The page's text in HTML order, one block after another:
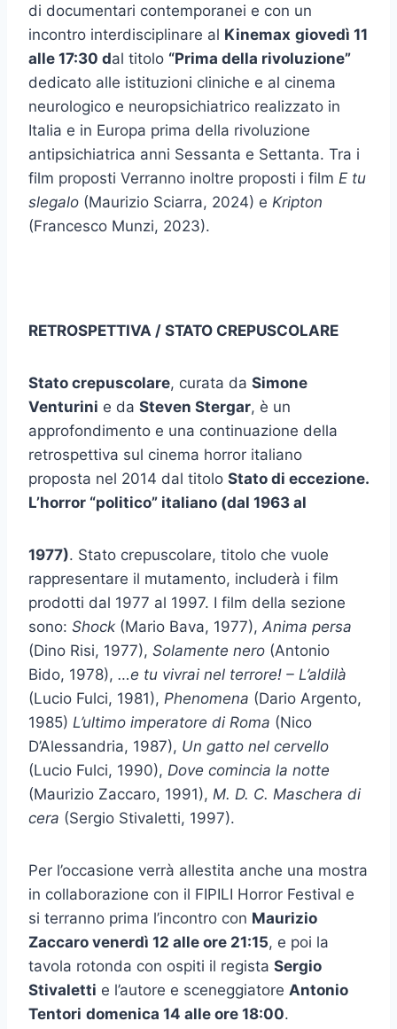
di documentari contemporanei e con un
incontro interdisciplinare al Kinemax giovedì 11
alle 17:30 dal titolo “Prima della rivoluzione”
dedicato alle istituzioni cliniche e al cinema
neurologico e neuropsichiatrico realizzato in
Italia e in Europa prima della rivoluzione
antipsichiatrica anni Sessanta e Settanta. Tra i
film proposti Verranno inoltre proposti i film E tu
slegalo (Maurizio Sciarra, 2024) e Kripton
(Francesco Munzi, 2023).
RETROSPETTIVA / STATO CREPUSCOLARE
Stato crepuscolare, curata da Simone
Venturini e da Steven Stergar, è un
approfondimento e una continuazione della
retrospettiva sul cinema horror italiano
proposta nel 2014 dal titolo Stato di eccezione.
L’horror “politico” italiano (dal 1963 al
1977). Stato crepuscolare, titolo che vuole
rappresentare il mutamento, includerà i film
prodotti dal 1977 al 1997. I film della sezione
sono: Shock (Mario Bava, 1977), Anima persa
(Dino Risi, 1977), Solamente nero (Antonio
Bido, 1978), …e tu vivrai nel terrore! – L’aldilà
(Lucio Fulci, 1981), Phenomena (Dario Argento,
1985) L’ultimo imperatore di Roma (Nico
D’Alessandria, 1987), Un gatto nel cervello
(Lucio Fulci, 1990), Dove comincia la notte
(Maurizio Zaccaro, 1991), M. D. C. Maschera di
cera (Sergio Stivaletti, 1997).
Per l’occasione verrà allestita anche una mostra
in collaborazione con il FIPILI Horror Festival e
si terranno prima l’incontro con Maurizio
Zaccaro venerdì 12 alle ore 21:15, e poi la
tavola rotonda con ospiti il regista Sergio
Stivaletti e l’autore e sceneggiatore Antonio
Tentori domenica 14 alle ore 18:00.